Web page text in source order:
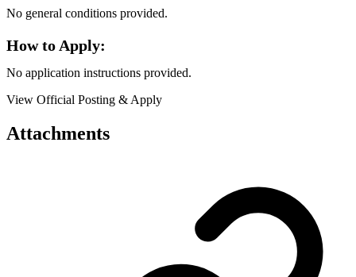
No general conditions provided.
How to Apply:
No application instructions provided.
View Official Posting & Apply
Attachments